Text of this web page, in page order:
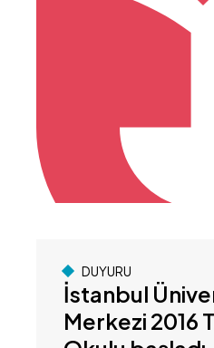
DUYURU
İstanbul
Merkezi 2016